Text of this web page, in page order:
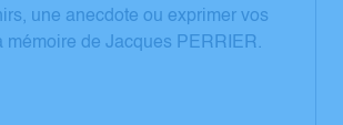
une anecdote ou exprimer vos
mémoire de Jacques PERRIER.